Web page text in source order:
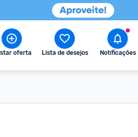
oferta Lista de desejos Notificações